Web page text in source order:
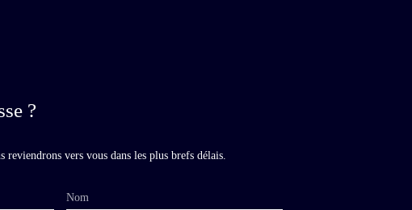
?
vers vous dans les plus brefs délais.
Nom